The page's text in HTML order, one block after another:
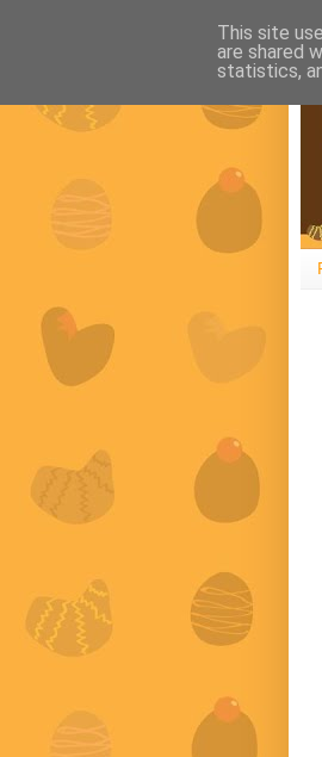
This site
are shared
statistics,